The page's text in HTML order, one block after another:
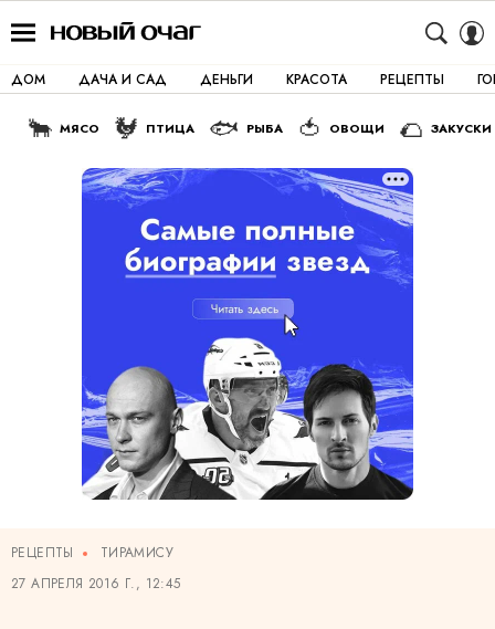
ДОМ ДАЧА И САД ДЕНЬГИ КРАСОТА РЕЦЕПТЫ
🐂 МЯСО 🐓 ПТИЦА 🐟 РЫБА 🍅 ОВОЩИ 🌮 ЗАКУСКИ
РЕЦЕПТЫ
ТИРАМИСУ
27 АПРЕЛЯ 2016 Г., 12:45